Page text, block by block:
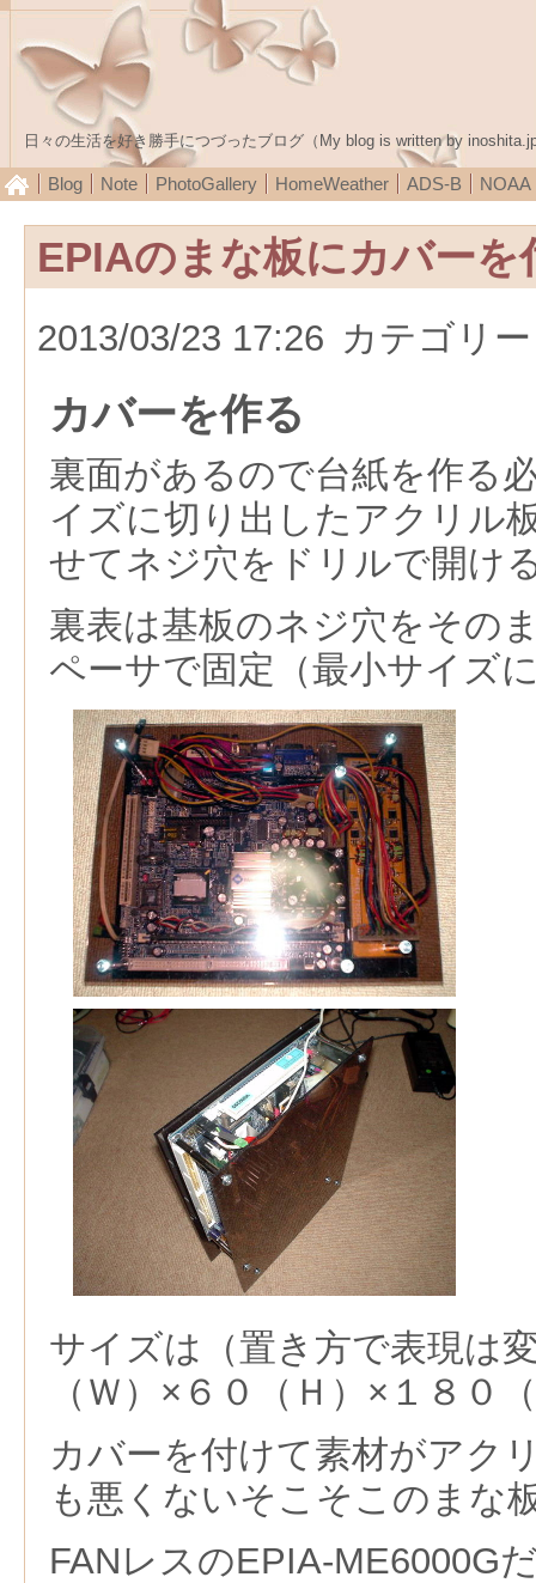
日々の生活を好き勝手につづったブログ（My blog is written by
Blog Note PhotoGallery HomeWeather ADS-B NOAA
EPIAのまな板にカバーを
2013/03/23 17:26 カテゴリ
カバーを作る
裏面があるので台紙を作る
イズに切り出したアクリル
せてネジ穴をドリルで開け
裏表は基板のネジ穴をその
ペーサで固定（最小サイズ
サイズは（置き方で表現は
（Ｗ）×６０（Ｈ）×１８０
カバーを付けて素材がアク
も悪くないそこそこのまな
FANレスのEPIA-ME6000G